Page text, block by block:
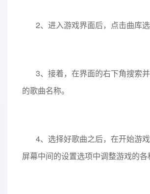
2、进入游戏界面后，点击曲库选
3、接着，在界面的右下角搜索
的歌曲名称。
4、选择好歌曲之后，在开始游
屏幕中间的设置选项中调整游戏的各